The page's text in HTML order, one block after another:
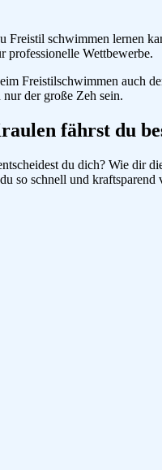
schwimmen lernen
professionelle Wettbewerbe.
Freistilschwimmen auch
der große Zeh sein.
fährst du
du dich? Wie dir
so schnell und